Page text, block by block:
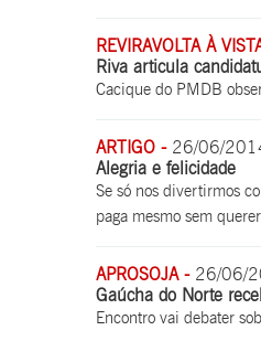
REVIRAVOLTA À
Riva articula
Cacique do PMDB
ARTIGO - 26/06/
Alegria e felicidade
Se só nos divertirmos
paga mesmo sem
APROSOJA - 26/06/
Gaúcha do Norte
Encontro vai debater